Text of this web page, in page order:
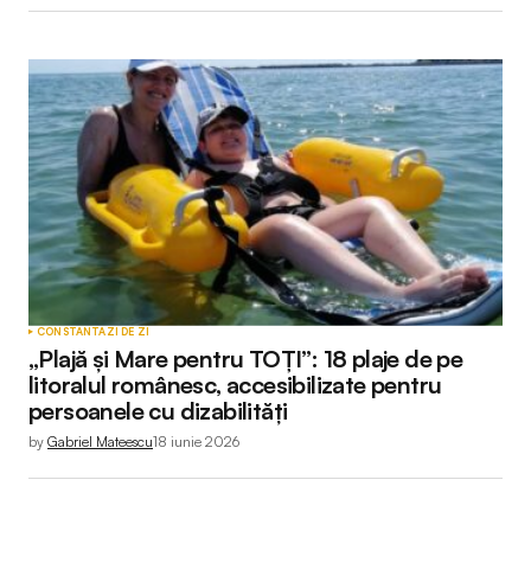
CONSTANTAZI DE ZI
„Plajă și Mare pentru TOȚI”: 18 plaje de pe
litoralul românesc, accesibilizate pentru
persoanele cu dizabilități
by Gabriel Mateescu18 iunie 2026